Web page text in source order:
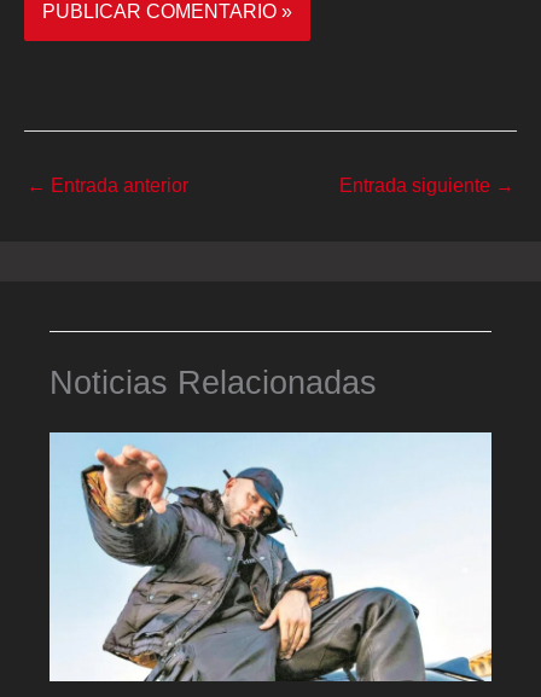
← Entrada anterior Entrada siguiente →
Noticias Relacionadas